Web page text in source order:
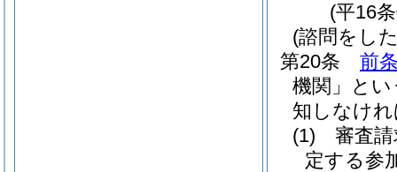
(平16
(諮問をし
第20条
前
機関」とい
知しなけ
(1)
審査
定する参